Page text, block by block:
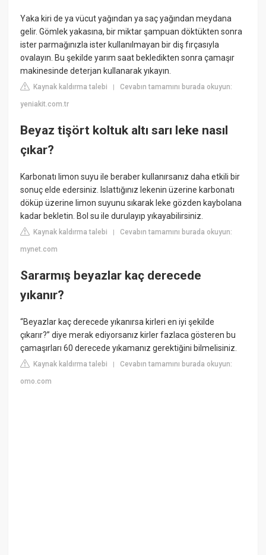
Yaka kiri de ya vücut yağından ya saç yağından meydana
gelir. Gömlek yakasına, bir miktar şampuan döktükten sonra
ister parmağınızla ister kullanılmayan bir diş fırçasıyla
ovalayın. Bu şekilde yarım saat bekledikten sonra çamaşır
makinesinde deterjan kullanarak yıkayın.
Kaynak kaldırma talebi |Cevabın tamamını burada okuyun:
yeniakit.com.tr
Beyaz tişört koltuk altı sarı leke nasıl
çıkar?
Karbonatı limon suyu ile beraber kullanırsanız daha etkili bir
sonuç elde edersiniz. Islattığınız lekenin üzerine karbonatı
döküp üzerine limon suyunu sıkarak leke gözden kaybolana
kadar bekletin. Bol su ile durulayıp yıkayabilirsiniz.
Kaynak kaldırma talebi |Cevabın tamamını burada okuyun:
mynet.com
Sararmış beyazlar kaç derecede
yıkanır?
“Beyazlar kaç derecede yıkanırsa kirleri en iyi şekilde
çıkarır?” diye merak ediyorsanız kirler fazlaca gösteren bu
çamaşırları 60 derecede yıkamanız gerektiğini bilmelisiniz.
Kaynak kaldırma talebi |Cevabın tamamını burada okuyun:
omo.com